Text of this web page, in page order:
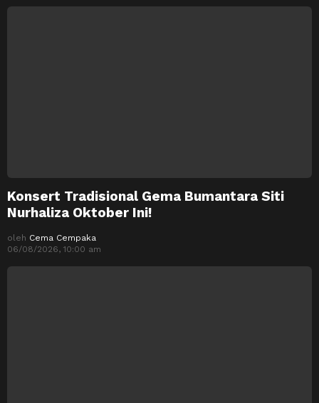
Konsert Tradisional Gema Bumantara Siti
Nurhaliza Oktober Ini!
oleh Cema Cempaka
06/08/2026, 10:00 am